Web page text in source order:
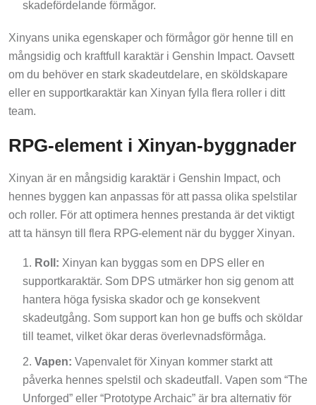
Xinyans unika egenskaper och förmågor gör henne till en
mångsidig och kraftfull karaktär i Genshin Impact. Oavsett
om du behöver en stark skadeutdelare, en sköldskapare
eller en supportkaraktär kan Xinyan fylla flera roller i ditt
team.
RPG-element i Xinyan-byggnader
Xinyan är en mångsidig karaktär i Genshin Impact, och
hennes byggen kan anpassas för att passa olika spelstilar
och roller. För att optimera hennes prestanda är det viktigt
att ta hänsyn till flera RPG-element när du bygger Xinyan.
Roll: Xinyan kan byggas som en DPS eller en
supportkaraktär. Som DPS utmärker hon sig genom att
hantera höga fysiska skador och ge konsekvent
skadeutgång. Som support kan hon ge buffs och sköldar
till teamet, vilket ökar deras överlevnadsförmåga.
Vapen: Vapenvalet för Xinyan kommer starkt att
påverka hennes spelstil och skadeutfall. Vapen som “The
Unforged” eller “Prototype Archaic” är bra alternativ för